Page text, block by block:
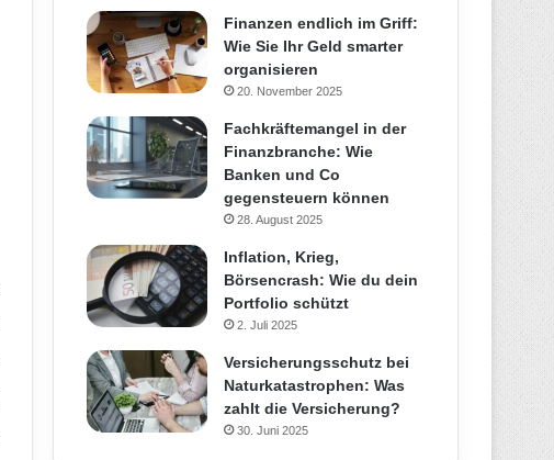
Finanzen endlich im Griff:
Wie Sie Ihr Geld smarter
organisieren
20. November 2025
Fachkräftemangel in der
Finanzbranche: Wie
Banken und Co
gegensteuern können
28. August 2025
Inflation, Krieg,
Börsencrash: Wie du dein
Portfolio schützt
2. Juli 2025
Versicherungsschutz bei
Naturkatastrophen: Was
zahlt die Versicherung?
30. Juni 2025